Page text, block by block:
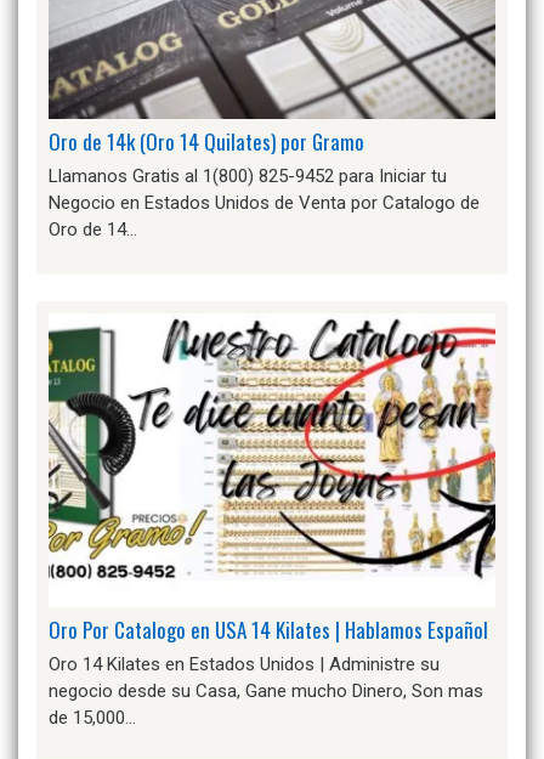
Oro de 14k (Oro 14 Quilates) por Gramo
Llamanos Gratis al 1(800) 825-9452 para Iniciar tu
Negocio en Estados Unidos de Venta por Catalogo de
Oro de 14…
Oro Por Catalogo en USA 14 Kilates | Hablamos Español
Oro 14 Kilates en Estados Unidos | Administre su
negocio desde su Casa, Gane mucho Dinero, Son mas
de 15,000…